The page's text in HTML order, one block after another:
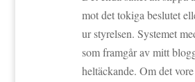
mot det tokiga beslutet
ur styrelsen. Systemet
som framgår av mitt
heltäckande. Om det